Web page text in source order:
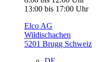
13:00 bis 17:00 Uhr
Elco AG
Wildischachen
5201 Brugg Schweiz